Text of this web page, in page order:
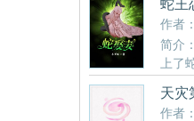
还会成为专门给
好在她觉醒人气系
界线，改变自己
古深情留不住，唯
玩家们遇到她。
蛇王
轮回
作者
简介
上了
娶，爷爷说这是他
命……
天灾
作者